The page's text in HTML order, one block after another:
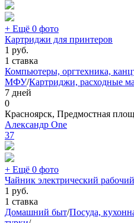
+ Ещё 0 фото
Картриджи для принтеров
1 руб.
1 ставка
Компьютеры, оргтехника,
МФУ/Картриджи, расходные
7 дней
0
Красноярск, Предмостная
Александр One
37
+ Ещё 0 фото
Чайник электрический рабочий
1 руб.
1 ставка
Домашний быт/Посуда,